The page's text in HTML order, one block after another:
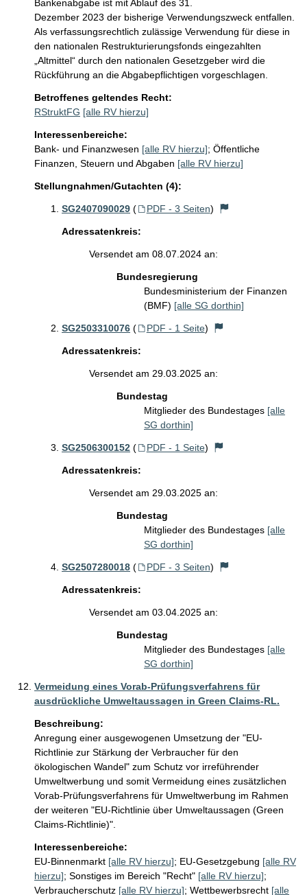
Bankenabgabe ist mit Ablauf des 31.
Dezember 2023 der bisherige Verwendungszweck entfallen.
Als verfassungsrechtlich zulässige Verwendung für diese in
den nationalen Restrukturierungsfonds eingezahlten
„Altmittel“ durch den nationalen Gesetzgeber wird die
Rückführung an die Abgabepflichtigen vorgeschlagen.
Betroffenes geltendes Recht:
RStruktFG [alle RV hierzu]
Interessenbereiche:
Bank- und Finanzwesen [alle RV hierzu]; Öffentliche
Finanzen, Steuern und Abgaben [alle RV hierzu]
Stellungnahmen/Gutachten (4):
SG2407090029 ( PDF - 3 Seiten)
Adressatenkreis:
Versendet am 08.07.2024 an:
Bundesregierung
Bundesministerium der Finanzen
(BMF) [alle SG dorthin]
SG2503310076 ( PDF - 1 Seite)
Adressatenkreis:
Versendet am 29.03.2025 an:
Bundestag
Mitglieder des Bundestages [alle
SG dorthin]
SG2506300152 ( PDF - 1 Seite)
Adressatenkreis:
Versendet am 29.03.2025 an:
Bundestag
Mitglieder des Bundestages [alle
SG dorthin]
SG2507280018 ( PDF - 3 Seiten)
Adressatenkreis:
Versendet am 03.04.2025 an:
Bundestag
Mitglieder des Bundestages [alle
SG dorthin]
Vermeidung eines Vorab-Prüfungsverfahrens für
ausdrückliche Umweltaussagen in Green Claims-RL.
Beschreibung:
Anregung einer ausgewogenen Umsetzung der "EU-
Richtlinie zur Stärkung der Verbraucher für den
ökologischen Wandel" zum Schutz vor irreführender
Umweltwerbung und somit Vermeidung eines zusätzlichen
Vorab-Prüfungsverfahrens für Umweltwerbung im Rahmen
der weiteren "EU-Richtlinie über Umweltaussagen (Green
Claims-Richtlinie)".
Interessenbereiche:
EU-Binnenmarkt [alle RV hierzu]; EU-Gesetzgebung [alle RV
hierzu]; Sonstiges im Bereich "Recht" [alle RV hierzu];
Verbraucherschutz [alle RV hierzu]; Wettbewerbsrecht [alle